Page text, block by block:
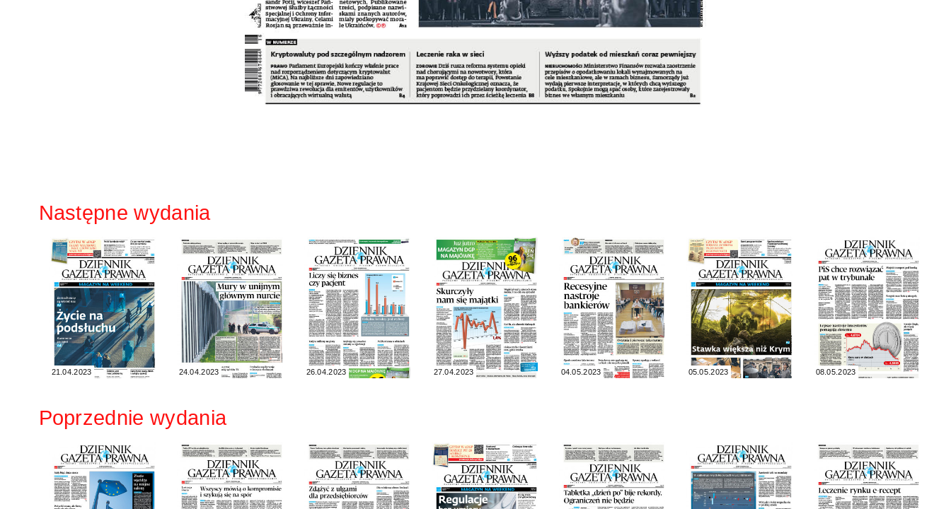
Następne wydania
21.04.2023 24.04.2023 26.04.2023 27.04.2023 04.05.2023 05.05.2023 08.05.2023
Poprzednie wydania